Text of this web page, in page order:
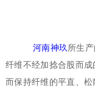
河南神玖所生
纤维不经加捻合股而
而保持纤维的平直、